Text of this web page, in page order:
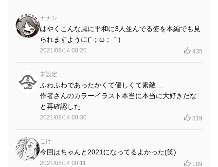
ナナシ
はやくこんな風に平和に3人並んでる姿を本編でも見
られますように(´；ω；｀)
2021/08/14 00:20 435
未設定
ふわふわであったかくて優しくて素敵…
作者さんのカラーイラスト本当に本当に大好きだな
と再確認した
2021/08/14 00:30 319
こけ
今回はちゃんと2021になってるよかった(笑)
2021/08/14 00:11 189